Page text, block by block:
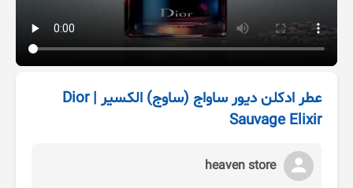
عطر ادکلن دیور ساواج (ساوج) الکسیر | Dior
Sauvage Elixir
heaven store